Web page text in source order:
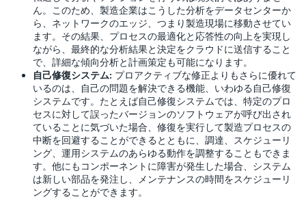
ん。このため、製造企業はこうした分析をデータセンターか
ら、ネットワークのエッジ、つまり製造現場に移動させてい
ます。その結果、プロセスの最適化と応答性の向上を実現し
ながら、最終的な分析結果と決定をクラウドに送信すること
で、詳細な傾向分析と計画策定も可能になります。
自己修復システム: プロアクティブな修正よりもさらに優れて
いるのは、自己の問題を解決できる機能、いわゆる自己修復
システムです。たとえば自己修復システムでは、特定のプロ
セスに対して誤ったバージョンのソフトウェアが呼び出され
ていることに気づいた場合、修復を実行して製造プロセスの
中断を回避することができるとともに、調達、スケジューリ
ング、運用システムのあらゆる動作を調整することもできま
す。他にもコンポーネントに障害が発生した場合、システム
は新しい部品を発注し、メンテナンスの時間をスケジューリ
ングすることができます。